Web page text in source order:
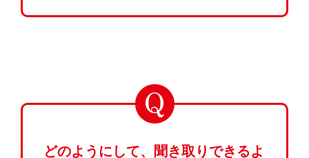
どのようにして、聞き取りできるよ